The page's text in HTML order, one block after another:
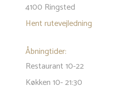
4100 Ringsted
Hent rutevejledning
Åbning​tider:
Restaurant 10-22
Køkken 10- 21:30